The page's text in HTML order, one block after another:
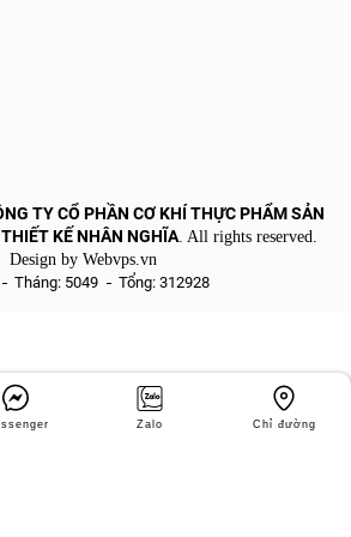
TY CỔ PHẦN CƠ KHÍ THỰC PHẨM SẢN
KẾ NHÂN NGHĨA. All rights reserved.
Design by Webvps.vn
Tháng: 5049 Tổng: 312928
Zalo Chỉ đường